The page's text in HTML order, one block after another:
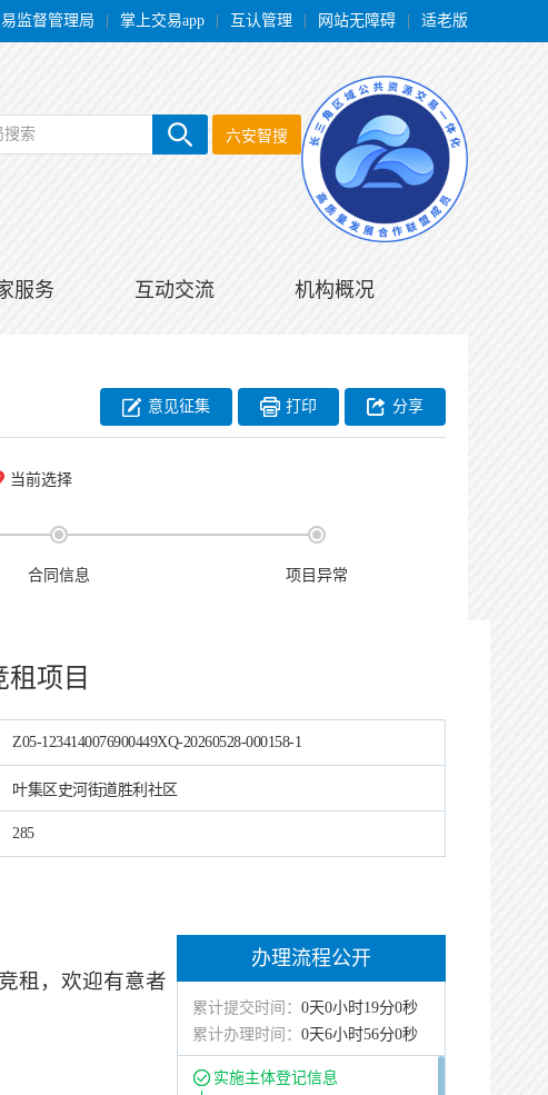
监督管理局 掌上交易app 互认管理 网站无障碍 适老版
搜索 六安智搜
服务 互动交流 机构概况
意见征集 分享
打印
当前选择
合同信息 项目异常
项目
Z05-1234140076900449XQ-20260528-000158-1
叶集区史河街道胜利社区
285
租，欢迎有意者
办理流程公开
累计提交时间： 0天0小时19分0秒
累计办理时间： 0天6小时56分0秒
实施主体登记信息